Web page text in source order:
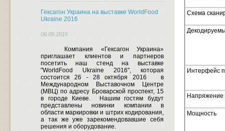
Гексагон Украина на выставке WorldFood
Ukraine 2016
06.09.2016
Компания «Гексагон Украина»
приглашает клиентов и партнеров
посетить наш стенд на выставке
"WorldFood Ukraine 2016", которая
состоится 26 - 28 октября 2016
в
Международном Выставочном Центре
(МВЦ) по адресу Броварской проспект, 15
в городе Киеве.
Нашим гостям будут
представлены новинки компании в
области маркировки и штрих кодирования,
а так же уже зарекомендовавшие себя
решения и оборудование.
Схема
Интерфейс
Напряжение
Мощность